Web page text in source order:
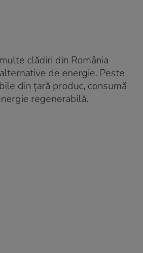
clădiri din România
de energie. Peste
din ţară produc, consumă
regenerabilă.